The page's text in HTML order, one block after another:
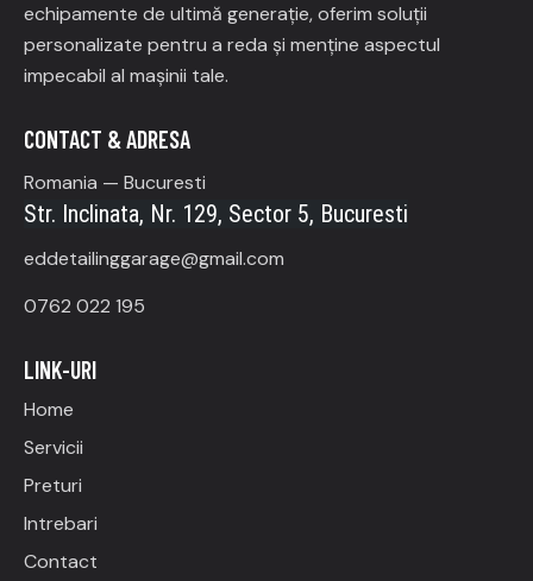
echipamente de ultimă generație, oferim soluții
personalizate pentru a reda și menține aspectul
impecabil al mașinii tale.
CONTACT & ADRESA
Romania — Bucuresti
Str. Inclinata, Nr. 129, Sector 5, Bucuresti
eddetailinggarage@gmail.com
0762 022 195
LINK-URI
Home
Servicii
Preturi
Intrebari
Contact